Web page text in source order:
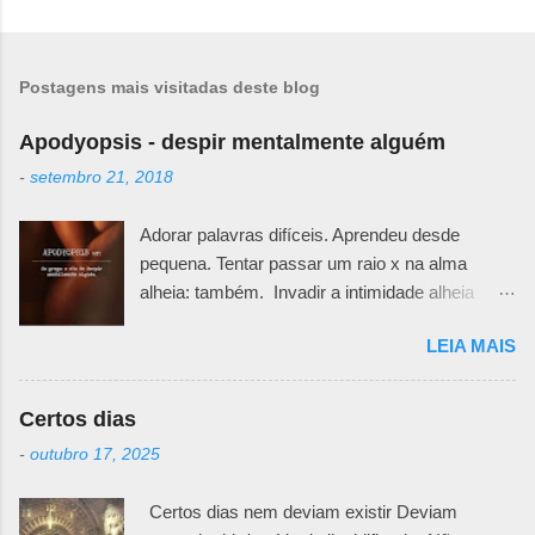
Postagens mais visitadas deste blog
Apodyopsis - despir mentalmente alguém
- setembro 21, 2018
Adorar palavras difíceis. Aprendeu desde
pequena. Tentar passar um raio x na alma
alheia: também. Invadir a intimidade alheia
sutileza necessária para ir desafiando teias e
véus e ir abrindo pedacinhos que outra pessoa
nossas feridas e nossos curativos emocionais.
mais fria e racional de trancar emoções. Pode
LEIA MAIS
Certos dias
- outubro 17, 2025
Certos dias nem deviam existir Deviam